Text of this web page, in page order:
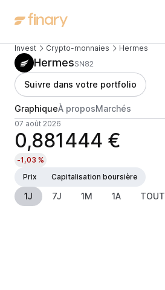
Invest Crypto-monnaies Hermes
HermesSN82
Suivre dans votre portfolio
GraphiqueÀ proposMarchés
07 août 2026
0,881444 €
-1,03 %
Prix
Capitalisation boursière
1J 7J 1M 1A TOUT